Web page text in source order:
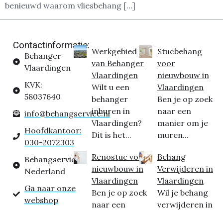
benieuwd waarom vliesbehang […]
Contactinformatie:
Behanger
Vlaardingen
KVK:
58037640
info@behangservice.nl
Hoofdkantoor:
030-2072303
Behangservice
Nederland
Ga naar onze
webshop
Werkgebied
van Behanger
Vlaardingen
Wilt u een
behanger
inhuren in
Vlaardingen?
Dit is het...
Renostuc voor
nieuwbouw in
Vlaardingen
Ben je op zoek
naar een
Stucbehang
voor
nieuwbouw in
Vlaardingen
Ben je op zoek
naar een
manier om je
muren...
Behang
Verwijderen in
Vlaardingen
Wil je behang
verwijderen in